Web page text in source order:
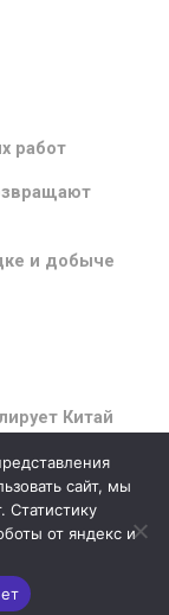
работ
и добыче
Китай
WordPress
сайт, мы
Статистику
от яндекс и